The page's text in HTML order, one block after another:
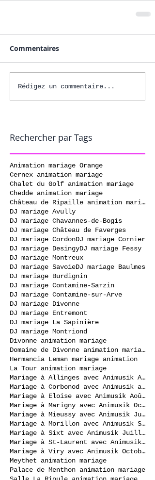
Commentaires
Rédigez un commentaire...
Rechercher par Tags
Animation mariage Orange
Cernex animation mariage
Chalet du Golf animation mariage
Chedde animation mariage
Château de Ripaille animation mariage
DJ mariage Avully
DJ mariage Chavannes-de-Bogis
DJ mariage Château de Faverges
DJ mariage CordonDJ mariage Cornier
DJ mariage DesingyDJ mariage Fessy
DJ mariage Montreux
DJ mariage SavoieDJ mariage Baulmes
DJ mariage Burdignin
DJ mariage Contamine-Sarzin
DJ mariage Contamine-sur-Arve
DJ mariage Divonne
DJ mariage Entremont
DJ mariage La Sapinière
DJ mariage Montriond
Divonne animation mariage
Domaine de Divonne animation mariage
Hermancia Leman mariage animation
La Tour animation mariage
Mariage à Allinges avec Animusik Août 2020
Mariage à Corbonod avec Animusik avril 2023
Mariage à Eloise avec Animusik Août 2020
Mariage à Marigny avec Animusik Octobre 2020
Mariage à Mieussy avec Animusik Juillet 2020
Mariage à Morillon avec Animusik Septembre 2020
Mariage à Sixt avec Animusik Juillet 2020
Mariage à St-Laurent avec Animusik Septembre 2020
Mariage à Viry avec Animusik Octobre 2020
Meythet animation mariage
Palace de Menthon animation mariage